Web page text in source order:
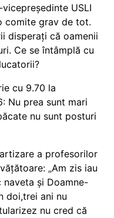
USLI
comite grav de tot.
disperați că oamenii
Ce se întâmplă cu
cu 9.70 la
Nu prea sunt mari
nu sunt posturi
a profesorilor
„Am zis iau
naveta și Doamne-
doi,trei ani nu
nu cred că